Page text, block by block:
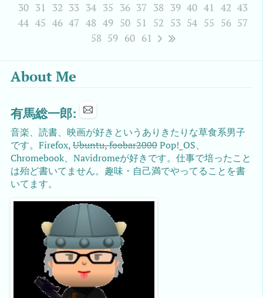
30 31 32 33 34 35 36 37 38 39 40 41 42 43
44 45 46 47 48 49 50 51 52 53 54 55 56 57
58 59 60 61
About Me
有馬総一郎:
音楽、読書、映画が好きというありきたりな草食系男子
です。Firefox,Ubuntu, foobar2000Pop!_OS、
Chromebook、Navidromeが好きです。仕事で培ったこと
は殆ど書いてません。趣味・自己満でやってることを書
いてます。